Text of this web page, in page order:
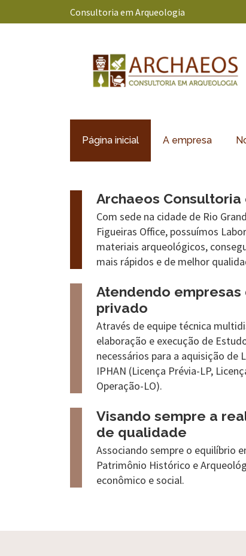
Consultoria em Arqueologia
Página inicial A empresa
Archaeos
Com sede na cidade de Rio
Figueiras Office, possuímos
materiais arqueológicos,
mais rápidos e de melhor
Atendendo
privado
Através de equipe técnica
elaboração e execução de
necessários para a aquisição de
IPHAN (Licença Prévia-LP,
Operação-LO).
Visando sempre a
de qualidade
Associando sempre o equilíbrio
Patrimônio Histórico e
econômico e social.